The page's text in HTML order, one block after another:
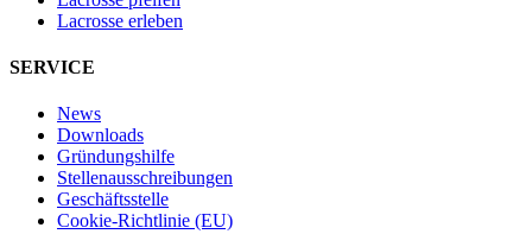
Lacrosse erleben
SERVICE
News
Downloads
Gründungshilfe
Stellen­ausschreibungen
Geschäftsstelle
Cookie-Richtlinie (EU)